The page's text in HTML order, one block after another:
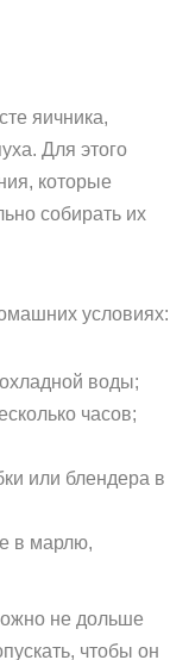
яичника,
Для этого
которые
собирать их
условиях:
воды;
часов;
или блендера в
в марлю,
не дольше
чтобы он